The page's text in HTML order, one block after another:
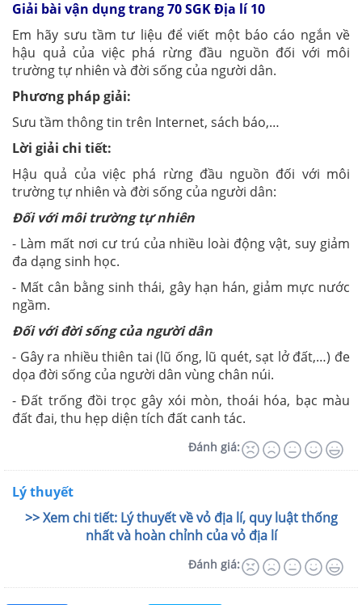
Giải bài vận dụng trang 70 SGK Địa lí 10
Em hãy sưu tầm tư liệu để viết một báo cáo ngắn về
hậu quả của việc phá rừng đầu nguồn đối với môi
trường tự nhiên và đời sống của người dân.
Phương pháp giải:
Sưu tầm thông tin trên Internet, sách báo,…
Lời giải chi tiết:
Hậu quả của việc phá rừng đầu nguồn đối với môi
trường tự nhiên và đời sống của người dân:
Đối với môi trường tự nhiên
- Làm mất nơi cư trú của nhiều loài động vật, suy giảm
đa dạng sinh học.
- Mất cân bằng sinh thái, gây hạn hán, giảm mực nước
ngầm.
Đối với đời sống của người dân
- Gây ra nhiều thiên tai (lũ ống, lũ quét, sạt lở đất,…) đe
dọa đời sống của người dân vùng chân núi.
- Đất trống đồi trọc gây xói mòn, thoái hóa, bạc màu
đất đai, thu hẹp diện tích đất canh tác.
Đánh giá:
Lý thuyết
>> Xem chi tiết: Lý thuyết về vỏ địa lí, quy luật thống
nhất và hoàn chỉnh của vỏ địa lí
Đánh giá: